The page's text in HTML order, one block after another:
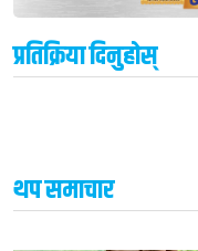
प्रतिक्रिया दिनुहोस्
थप समाचार